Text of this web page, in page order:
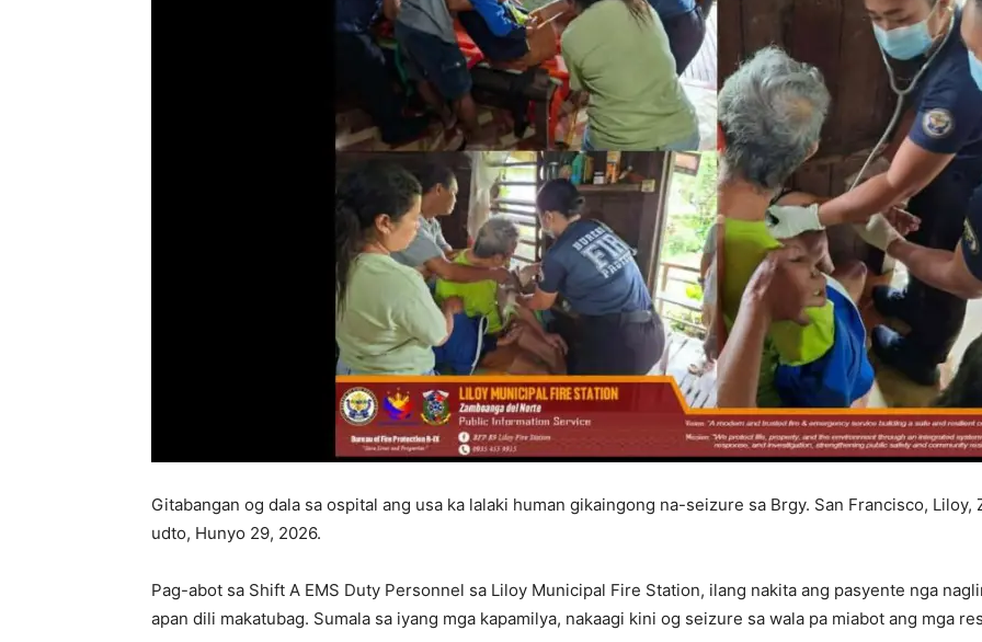
Gitabangan og dala sa ospital ang usa ka lalaki human gikaingong na-seizure sa Brgy. San Francisco,
udto, Hunyo 29, 2026.
Pag-abot sa Shift A EMS Duty Personnel sa Liloy Municipal Fire Station, ilang nakita ang pasyente nga
apan dili makatubag. Sumala sa iyang mga kapamilya, nakaagi kini og seizure sa wala pa miabot ang mga